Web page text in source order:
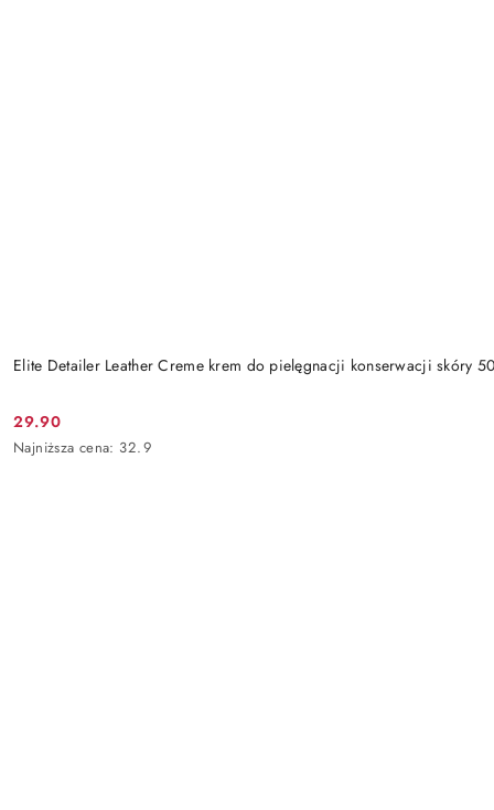
Elite Detailer Leather Creme krem do pielęgnacji konserwacji skóry
Cena
promocyjna:
29.90
Najniższa
Najniższa cena: 32.9